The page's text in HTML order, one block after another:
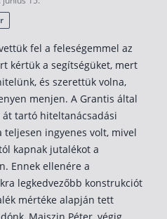
– A magyar nyugdíjrendszer
Nyugdíjkalkulátor
vagy NYESZ? Melyik a jobb?
nyugdíjbiztosítás?
nyugdíjpénztár vagy
adókedvezmény és adójóváírás
így használd ki az
fel a feleségemmel az
kértük a segítségüket, mert
és szerettük volna,
menjen. A Grantis által
tartó hiteltanácsadási
teljesen ingyenes volt, mivel
kapnak jutalékot a
Ennek ellenére a
legkedvezőbb konstrukciót
mértéke alapján tett